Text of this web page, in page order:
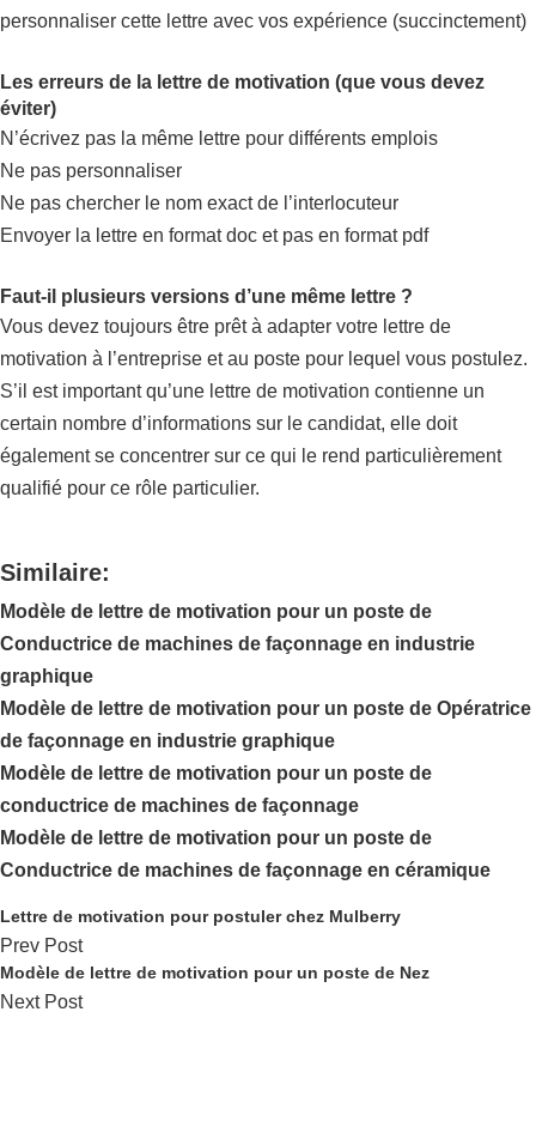
personnaliser cette lettre avec vos expérience (succinctement)
Les erreurs de la lettre de motivation (que vous devez
éviter)
N’écrivez pas la même lettre pour différents emplois
Ne pas personnaliser
Ne pas chercher le nom exact de l’interlocuteur
Envoyer la lettre en format doc et pas en format pdf
Faut-il plusieurs versions d’une même lettre ?
Vous devez toujours être prêt à adapter votre lettre de
motivation à l’entreprise et au poste pour lequel vous postulez.
S’il est important qu’une lettre de motivation contienne un
certain nombre d’informations sur le candidat, elle doit
également se concentrer sur ce qui le rend particulièrement
qualifié pour ce rôle particulier.
Similaire:
Modèle de lettre de motivation pour un poste de
Conductrice de machines de façonnage en industrie
graphique
Modèle de lettre de motivation pour un poste de Opératrice
de façonnage en industrie graphique
Modèle de lettre de motivation pour un poste de
conductrice de machines de façonnage
Modèle de lettre de motivation pour un poste de
Conductrice de machines de façonnage en céramique
Lettre de motivation pour postuler chez Mulberry
Prev Post
Modèle de lettre de motivation pour un poste de Nez
Next Post